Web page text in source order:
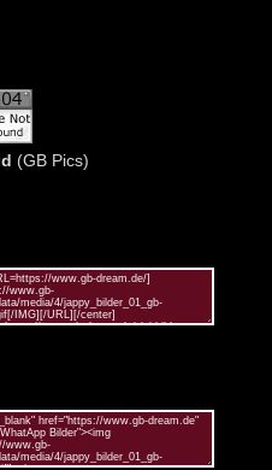
(GB Pics)